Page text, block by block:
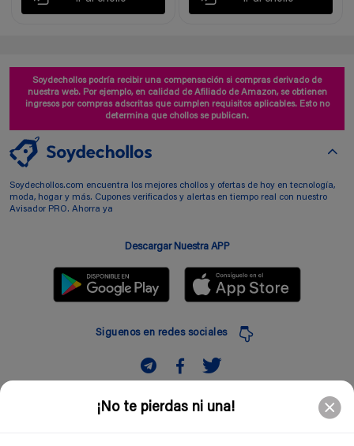
¡No te pierdas ni una!
Soydechollos podría recibir una compensación si compras derivado de
nuestra web. Por ejemplo, en calidad de Afiliado de Amazon, se obtienen
ingresos por compras adscritas que cumplen requisitos aplicables. Esto no
determina que chollos se publican.
Soydechollos.com encuentra los mejores chollos y ofertas de hoy en tecnología,
moda, hogar y más. Cupones verificados y alertas en tiempo real con nuestro
Avisador PRO. Ahorra ya
Descargar Nuestra APP
Siguenos en redes sociales
Suscribir